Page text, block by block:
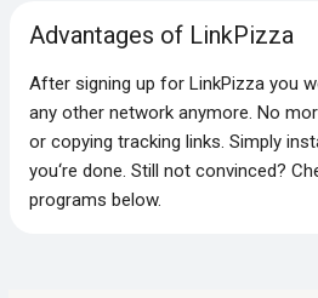
Advantages of LinkPizza
After signing up for LinkPizza you
any other network anymore. No
or copying tracking links. Simply
you‘re done. Still not convinced?
programs below.